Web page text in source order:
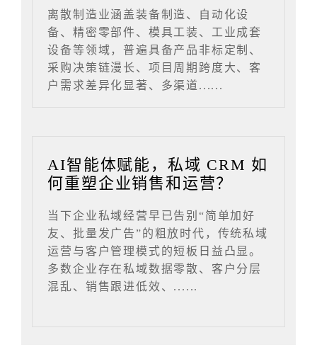
离散制造业涵盖装备制造、自动化设
备、精密零部件、模具工装、工业成套
设备等领域，普遍具备产品非标定制、
采购决策链漫长、项目周期跨度大、客
户需求差异化显著、多渠道......
AI智能体赋能，私域 CRM 如
何重塑企业销售和运营？
当下企业私域经营早已告别“简单加好
友、批量发广告”的粗放时代，传统私域
运营与客户管理模式的短板日益凸显。
多数企业存在私域数据零散、客户分层
混乱、销售跟进低效、......